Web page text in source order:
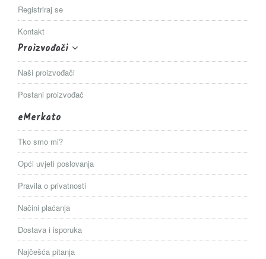
Registriraj se
Kontakt
Proizvođači
Naši proizvođači
Postani proizvođač
eMerkato
Tko smo mi?
Opći uvjeti poslovanja
Pravila o privatnosti
Načini plaćanja
Dostava i isporuka
Najčešća pitanja